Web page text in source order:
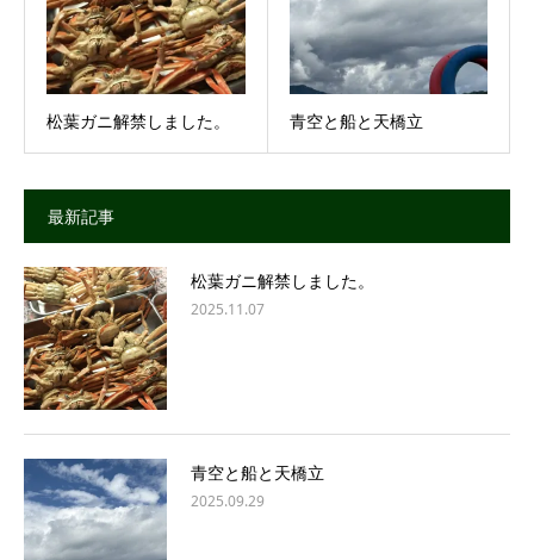
松葉ガニ解禁しました。 青空と船と天橋立
最新記事
松葉ガニ解禁しました。
2025.11.07
青空と船と天橋立
2025.09.29